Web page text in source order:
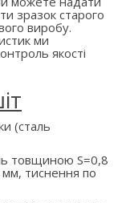
зразок старого
виробу.
ми
якості
(сталь
товщиною S=0,8
мм, тиснення по